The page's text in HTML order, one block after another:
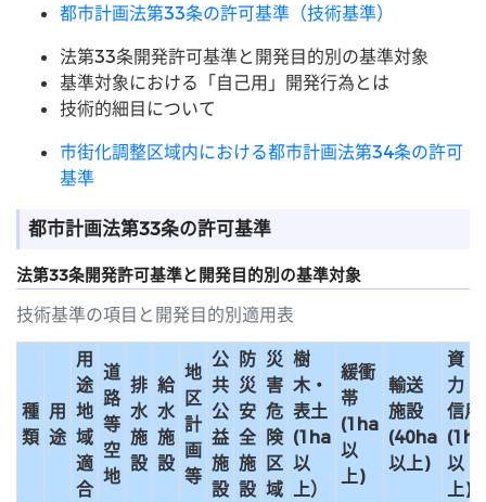
都市計画法第33条の許可基準（技術基準）
法第33条開発許可基準と開発目的別の基準対象
基準対象における「自己用」開発行為とは
技術的細目について
市街化調整区域内における都市計画法第34条の許可
基準
都市計画法第33条の許可基準
法第33条開発許可基準と開発目的別の基準対象
技術基準の項目と開発目的別適用表
種
類
用
途
用
途
地
域
適
合
道
路
等
空
地
排
水
施
設
給
水
施
設
地
区
計
画
等
公
共
公
益
施
設
防
災
安
全
施
設
災
害
危
険
区
域
樹
木・
表土
(1ha
以
上）
緩衝
帯
(1ha
以
上)
輸送
施設
(40ha
以上)
資
力・
信用
(1ha
以
上)